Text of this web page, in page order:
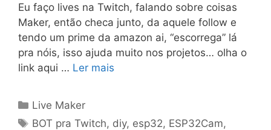
Eu faço lives na Twitch, falando sobre coisas
Maker, então checa junto, da aquele follow e
tendo um prime da amazon ai, “escorrega” lá
pra nóis, isso ajuda muito nos projetos… olha o
link aqui … Ler mais
Categorias
Live Maker
Tags
BOT pra Twitch, diy, esp32, ESP32Cam,